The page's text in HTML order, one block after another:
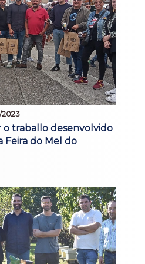
2023
o traballo desenvolvido
Feira do Mel do